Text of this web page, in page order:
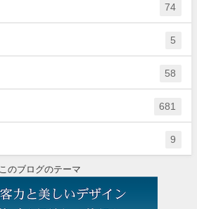
74
5
58
681
9
このブログのテーマ